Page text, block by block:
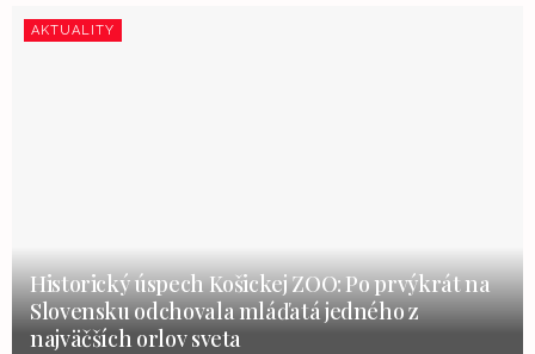
AKTUALITY
Historický úspech Košickej ZOO: Po prvýkrát na
Slovensku odchovala mláďatá jedného z
najväčších orlov sveta